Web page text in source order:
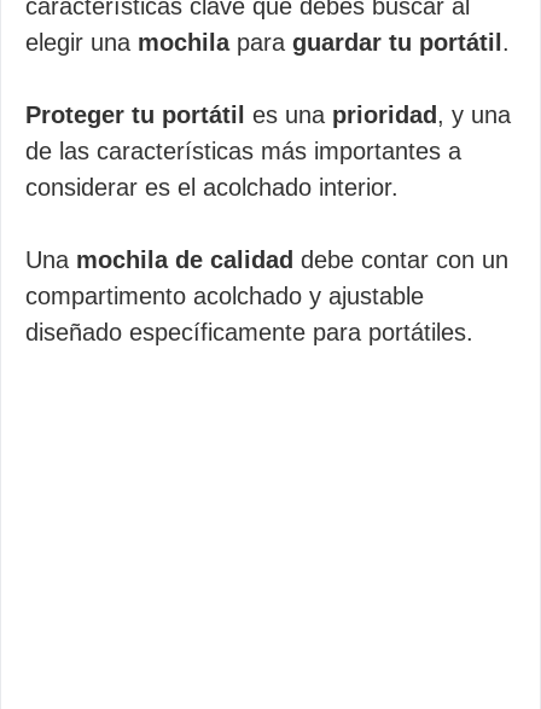
características clave que debes buscar al
elegir una mochila para guardar tu portátil .
Proteger tu portátil es una prioridad , y una
de las características más importantes a
considerar es el acolchado interior.
Una mochila de calidad debe contar con un
compartimento acolchado y ajustable
diseñado específicamente para portátiles.